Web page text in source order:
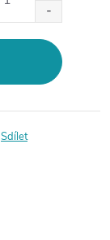
Sdílet